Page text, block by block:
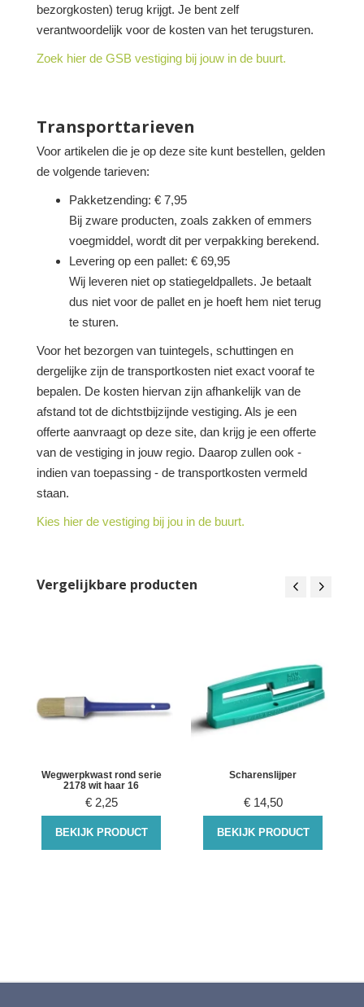
bezorgkosten) terug krijgt. Je bent zelf
verantwoordelijk voor de kosten van het terugsturen.
Zoek hier de GSB vestiging bij jouw in de buurt.
Transporttarieven
Voor artikelen die je op deze site kunt bestellen, gelden
de volgende tarieven:
Pakketzending: € 7,95
Bij zware producten, zoals zakken of emmers
voegmiddel, wordt dit per verpakking berekend.
Levering op een pallet: € 69,95
Wij leveren niet op statiegeldpallets. Je betaalt
dus niet voor de pallet en je hoeft hem niet terug
te sturen.
Voor het bezorgen van tuintegels, schuttingen en
dergelijke zijn de transportkosten niet exact vooraf te
bepalen. De kosten hiervan zijn afhankelijk van de
afstand tot de dichtstbijzijnde vestiging. Als je een
offerte aanvraagt op deze site, dan krijg je een offerte
van de vestiging in jouw regio. Daarop zullen ook -
indien van toepassing - de transportkosten vermeld
staan.
Kies hier de vestiging bij jou in de buurt.
Vergelijkbare producten
Wegwerpkwast rond serie
2178 wit haar 16
€ 2,25
BEKIJK PRODUCT
Scharenslijper
€ 14,50
BEKIJK PRODUCT